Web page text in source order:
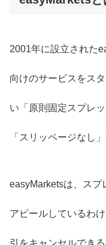
2001年に設立された
向けのサービスをス
い「原則固定スプレ
「スリッページなし
easyMarketsは、スプ
アピールしているわ
引をキャンセルでき